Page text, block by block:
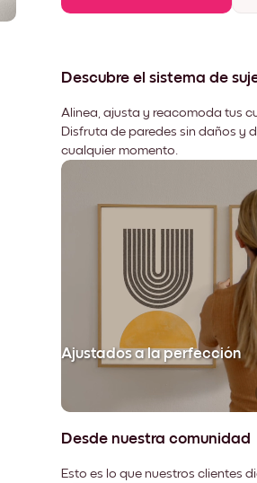
Descubre el sistema de
Alinea, ajusta y reacomoda tus
Disfruta de paredes sin daños y
cualquier momento.
Ajustados a la perfección
Desde nuestra comunidad
Esto es lo que nuestros clientes